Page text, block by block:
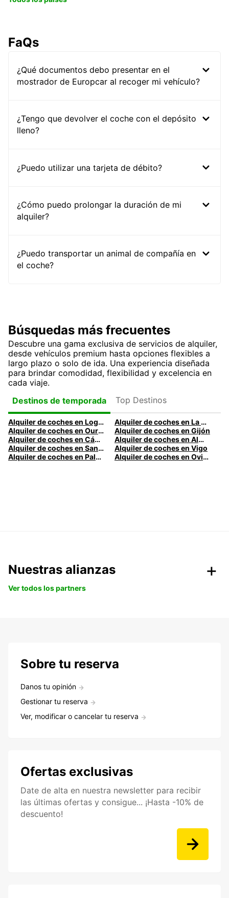
FaQs
¿Qué documentos debo presentar en el
mostrador de Europcar al recoger mi vehículo?
¿Tengo que devolver el coche con el depósito
lleno?
¿Puedo utilizar una tarjeta de débito?
¿Cómo puedo prolongar la duración de mi
alquiler?
¿Puedo transportar un animal de compañía en
el coche?
Búsquedas más frecuentes
Descubre una gama exclusiva de servicios de alquiler,
desde vehículos premium hasta opciones flexibles a
largo plazo o solo de ida. Una experiencia diseñada
para brindar comodidad, flexibilidad y excelencia en
cada viaje.
Destinos de temporada
Top Destinos
Alquiler de coches en Logroño
Alquiler de coches en La Coruña
Alquiler de coches en Ourense
Alquiler de coches en Gijón
Alquiler de coches en Cádiz
Alquiler de coches en Almería
Alquiler de coches en Santander
Alquiler de coches en Vigo
Alquiler de coches en Palma
Alquiler de coches en Oviedo
Nuestras alianzas
Ver todos los partners
Sobre tu reserva
Danos tu opinión
Gestionar tu reserva
Ver, modificar o cancelar tu reserva
Ofertas exclusivas
Date de alta en nuestra newsletter para recibir
las últimas ofertas y consigue... ¡Hasta -10% de
descuento!